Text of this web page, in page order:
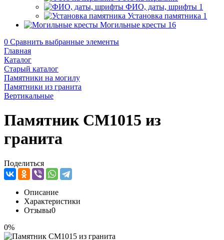
ФИО, даты, шрифты 1
Установка памятника 1
Могильные кресты 16
0 Сравнить выбранные элементы
Главная
Каталог
Старый каталог
Памятники на могилу
Памятники из гранита
Вертикальные
Памятник CM1015 из
гранита
Поделиться
Описание
Характеристики
Отзывы0
0%